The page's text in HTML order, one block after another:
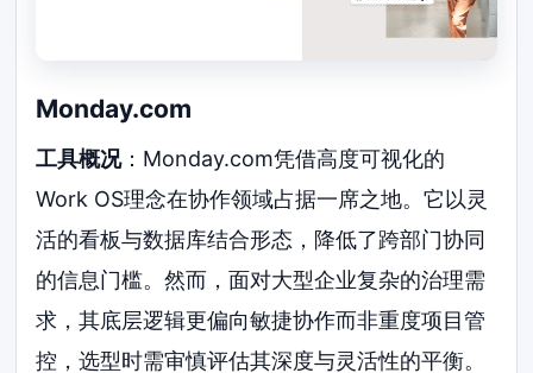
Monday.com
工具概况：Monday.com凭借高度可视化的
Work OS理念在协作领域占据一席之地。它以灵
活的看板与数据库结合形态，降低了跨部门协同
的信息门槛。然而，面对大型企业复杂的治理需
求，其底层逻辑更偏向敏捷协作而非重度项目管
控，选型时需审慎评估其深度与灵活性的平衡。